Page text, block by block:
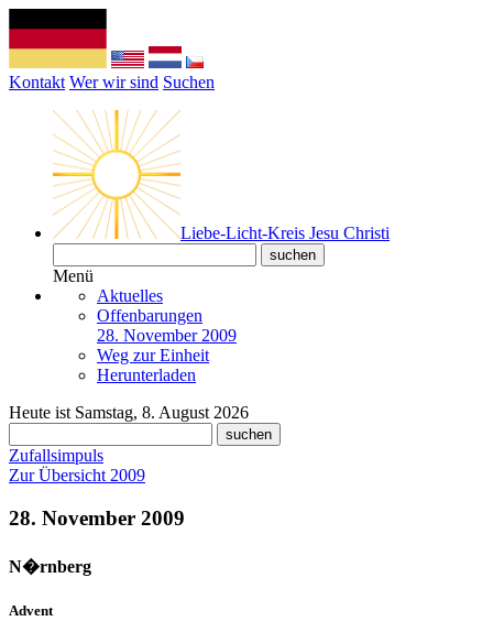
Kontakt Wer wir sind Suchen
Liebe-Licht-Kreis Jesu Christi
Menü
Aktuelles
Offenbarungen
28. November 2009
Weg zur Einheit
Herunterladen
Heute ist Samstag, 8. August 2026
Zufallsimpuls
Zur Übersicht 2009
28. November 2009
N�rnberg
Advent